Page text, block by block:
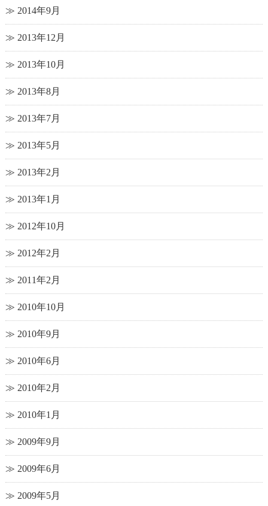
2014年9月
2013年12月
2013年10月
2013年8月
2013年7月
2013年5月
2013年2月
2013年1月
2012年10月
2012年2月
2011年2月
2010年10月
2010年9月
2010年6月
2010年2月
2010年1月
2009年9月
2009年6月
2009年5月